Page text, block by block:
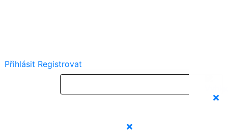
Přihlásit Registrovat